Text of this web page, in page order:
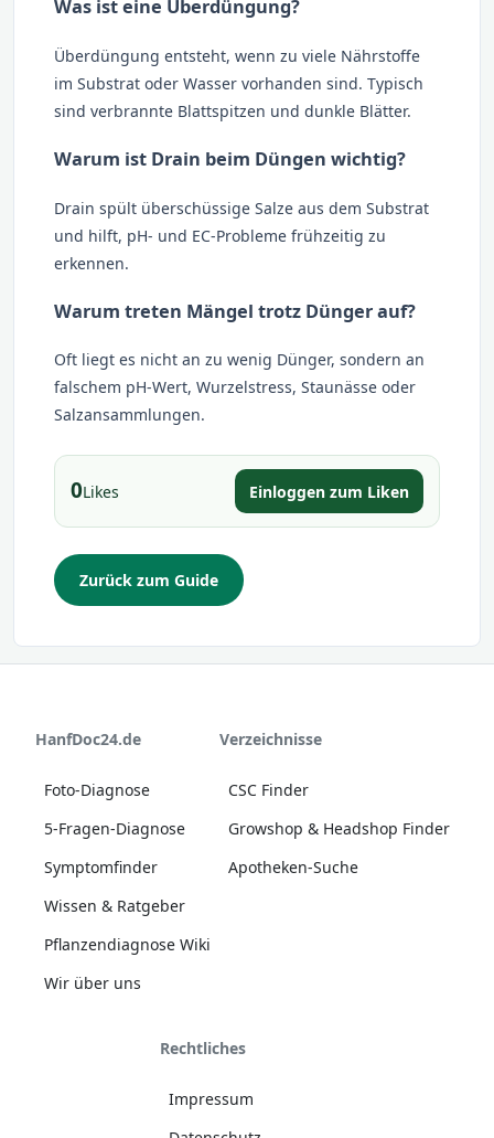
Was ist eine Überdüngung?
Überdüngung entsteht, wenn zu viele Nährstoffe
im Substrat oder Wasser vorhanden sind. Typisch
sind verbrannte Blattspitzen und dunkle Blätter.
Warum ist Drain beim Düngen wichtig?
Drain spült überschüssige Salze aus dem Substrat
und hilft, pH- und EC-Probleme frühzeitig zu
erkennen.
Warum treten Mängel trotz Dünger auf?
Oft liegt es nicht an zu wenig Dünger, sondern an
falschem pH-Wert, Wurzelstress, Staunässe oder
Salzansammlungen.
0Likes Einloggen zum Liken
Zurück zum Guide
HanfDoc24.de
Foto-Diagnose
5-Fragen-Diagnose
Symptomfinder
Wissen & Ratgeber
Pflanzendiagnose Wiki
Wir über uns
Verzeichnisse
CSC Finder
Growshop & Headshop Finder
Apotheken-Suche
Rechtliches
Impressum